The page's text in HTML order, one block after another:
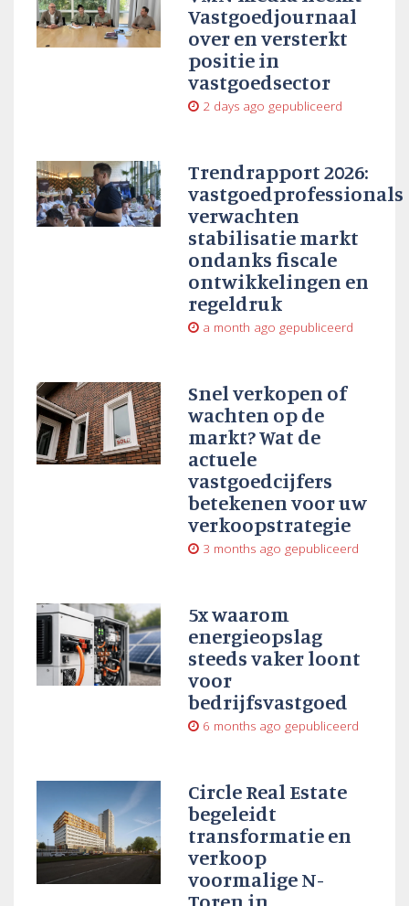
Vastgoedjournaal
over en versterkt
positie in
vastgoedsector
2 days ago gepubliceerd
Trendrapport 2026:
vastgoedprofessionals
verwachten
stabilisatie markt
ondanks fiscale
ontwikkelingen en
regeldruk
a month ago gepubliceerd
Snel verkopen of
wachten op de
markt? Wat de
actuele
vastgoedcijfers
betekenen voor uw
verkoopstrategie
3 months ago gepubliceerd
5x waarom
energieopslag
steeds vaker loont
voor
bedrijfsvastgoed
6 months ago gepubliceerd
Circle Real Estate
begeleidt
transformatie en
verkoop
voormalige N-
Toren in